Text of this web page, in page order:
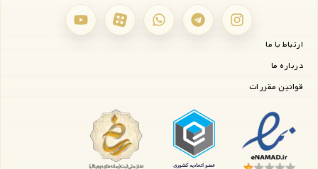
ارتباط با ما
درباره ما
قوانین مقررات